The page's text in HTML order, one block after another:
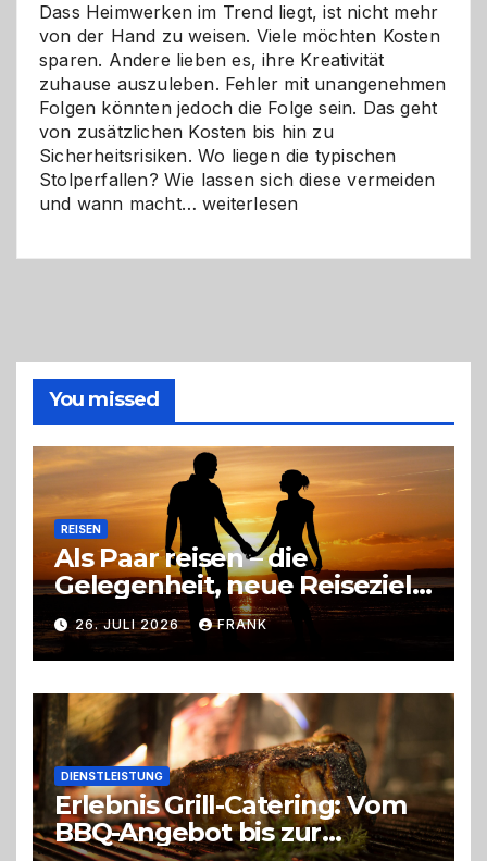
Dass Heimwerken im Trend liegt, ist nicht mehr
von der Hand zu weisen. Viele möchten Kosten
sparen. Andere lieben es, ihre Kreativität
zuhause auszuleben. Fehler mit unangenehmen
Folgen könnten jedoch die Folge sein. Das geht
von zusätzlichen Kosten bis hin zu
Sicherheitsrisiken. Wo liegen die typischen
Stolperfallen? Wie lassen sich diese vermeiden
und wann macht…Selber
richtige
Entscheidung
weiterlesen
You missed
REISEN
Als Paar reisen – die
Gelegenheit, neue Reiseziele
zu entdecken
26. JULI 2026 FRANK
DIENSTLEISTUNG
Erlebnis Grill-Catering: Vom
BBQ-Angebot bis zur